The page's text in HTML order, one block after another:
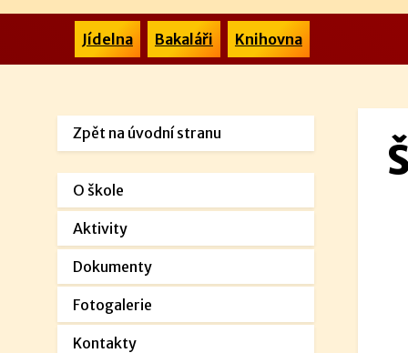
Jídelna Bakaláři Knihovna
Zpět na úvodní stranu
O škole
Aktivity
Dokumenty
Fotogalerie
Kontakty